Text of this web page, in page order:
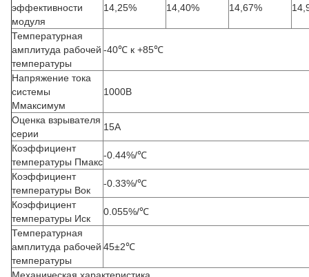
эффективности
модуля
14,25% 14,40% 14,67%
Температурная
амплитуда рабочей
температуры
-40℃ к +85℃
Напряжение тока
системы
Ммаксимум
1000В
Оценка взрывателя
серии
15А
Коэффициент
температуры Пмакс
-0.44%/℃
Коэффициент
температуры Вок
-0.33%/℃
Коэффициент
температуры Иск
0.055%/℃
Температурная
амплитуда рабочей
температуры
45±2℃